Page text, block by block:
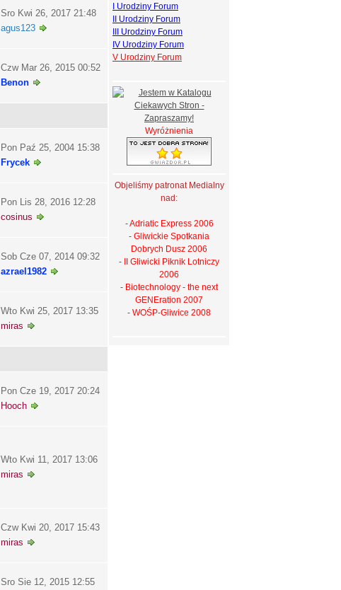
Sro Kwi 26, 2017 21:48
agus123
Czw Mar 26, 2015 00:52
Benon
Pon Paź 25, 2004 15:38
Frycek
Pon Lis 28, 2016 12:28
cosinus
Sob Cze 07, 2014 09:32
azrael1982
Wto Kwi 25, 2017 13:35
miras
Pon Cze 19, 2017 20:24
Hooch
Wto Kwi 11, 2017 13:06
miras
Czw Kwi 20, 2017 15:43
miras
Sro Sie 12, 2015 12:55
I Urodziny Forum
II Urodziny Forum
III Urodziny Forum
IV Urodziny Forum
V Urodziny Forum
Wyróżnienia
Objeliśmy patronat Medialny
nad:
- Adriatic Express 2006
- Gliwickie Spotkania
Dobrych Dusz 2006
- II Gliwicki Piknik Lotniczy
2006
- Biotechnology - the next
GENEration 2007
- WOŚP-Gliwice 2008